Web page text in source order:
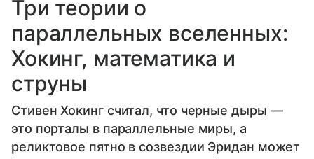
Три теории о
параллельных вселенных:
Хокинг, математика и
струны
Стивен Хокинг считал, что черные дыры —
это порталы в параллельные миры, а
реликтовое пятно в созвездии Эридан может